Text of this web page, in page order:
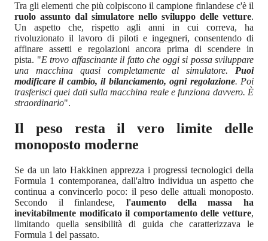
Tra gli elementi che più colpiscono il campione finlandese c'è il
ruolo assunto dal simulatore nello sviluppo delle vetture.
Un aspetto che, rispetto agli anni in cui correva, ha
rivoluzionato il lavoro di piloti e ingegneri, consentendo di
affinare assetti e regolazioni ancora prima di scendere in
pista. "E trovo affascinante il fatto che oggi si possa sviluppare
una macchina quasi completamente al simulatore. Puoi
modificare il cambio, il bilanciamento, ogni regolazione. Poi
trasferisci quei dati sulla macchina reale e funziona davvero. È
straordinario".
Il peso resta il vero limite delle
monoposto moderne
Se da un lato Hakkinen apprezza i progressi tecnologici della
Formula 1 contemporanea, dall'altro individua un aspetto che
continua a convincerlo poco: il peso delle attuali monoposto.
Secondo il finlandese, l'aumento della massa ha
inevitabilmente modificato il comportamento delle vetture,
limitando quella sensibilità di guida che caratterizzava le
Formula 1 del passato.